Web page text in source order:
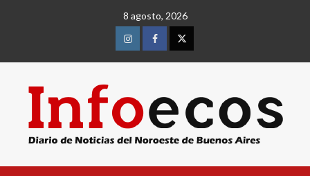
8 agosto, 2026
InstagramFacebookTwitter